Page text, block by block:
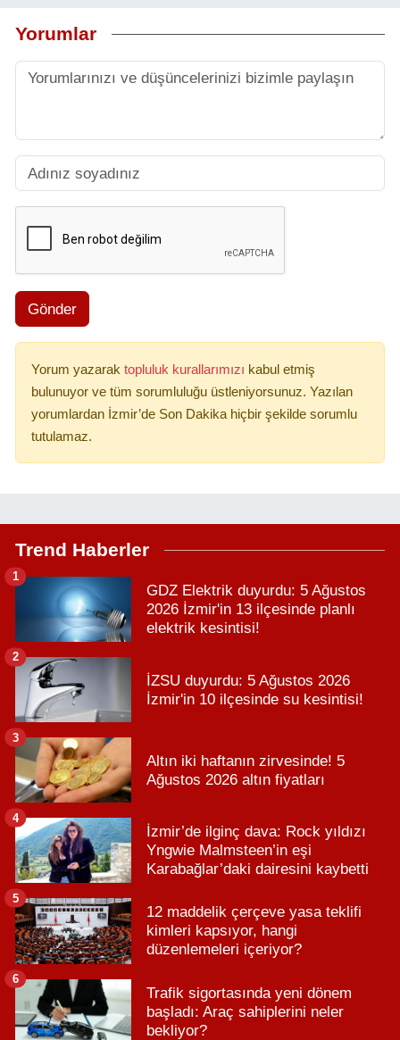
Yorumlar
Gönder
Yorum yazarak topluluk kurallarımızı kabul etmiş
bulunuyor ve tüm sorumluluğu üstleniyorsunuz. Yazılan
yorumlardan İzmir’de Son Dakika hiçbir şekilde sorumlu
tutulamaz.
Trend Haberler
GDZ Elektrik duyurdu: 5 Ağustos
2026 İzmir'in 13 ilçesinde planlı
elektrik kesintisi!
1
İZSU duyurdu: 5 Ağustos 2026
İzmir'in 10 ilçesinde su kesintisi!
2
Altın iki haftanın zirvesinde! 5
Ağustos 2026 altın fiyatları
3
İzmir’de ilginç dava: Rock yıldızı
Yngwie Malmsteen’in eşi
Karabağlar’daki dairesini kaybetti
4
12 maddelik çerçeve yasa teklifi
kimleri kapsıyor, hangi
düzenlemeleri içeriyor?
5
Trafik sigortasında yeni dönem
başladı: Araç sahiplerini neler
bekliyor?
6